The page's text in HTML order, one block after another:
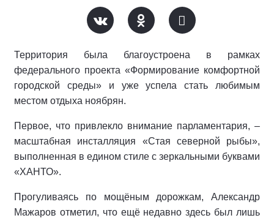
Территория была благоустроена в рамках
федерального проекта «Формирование комфортной
городской среды» и уже успела стать любимым
местом отдыха ноябрян.
Первое, что привлекло внимание парламентария, –
масштабная инсталляция «Стая северной рыбы»,
выполненная в едином стиле с зеркальными буквами
«ХАНТО».
Прогуливаясь по мощёным дорожкам, Александр
Мажаров отметил, что ещё недавно здесь был лишь